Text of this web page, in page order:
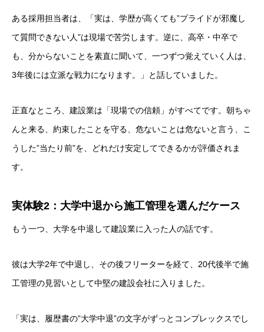
ある採用担当者は、「実は、学歴が高くても”プライドが邪魔し
て質問できない人”は現場で苦労します。逆に、高卒・中卒で
も、分からないことを素直に聞いて、一つずつ覚えていく人は、
3年後には立派な戦力になります。」と話していました。
正直なところ、建設業は「現場での信頼」がすべてです。朝ちゃ
んと来る、約束したことを守る、危ないことは危ないと言う、こ
うした”当たり前”を、どれだけ安定してできるかが評価されま
す。
実体験2：大学中退から施工管理を選んだケース
もう一つ、大学を中退して建設業に入った人の話です。
彼は大学2年で中退し、その後フリーターを経て、20代後半で施
工管理の見習いとして中堅の建設会社に入りました。
「実は、履歴書の”大学中退”の文字がずっとコンプレックスでし